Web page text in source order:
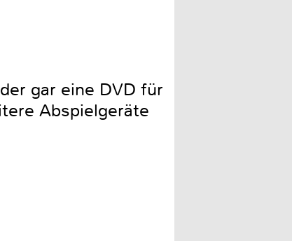
gar eine DVD für
Abspielgeräte